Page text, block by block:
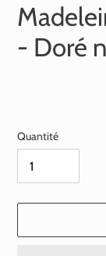
- Doré
Quantité